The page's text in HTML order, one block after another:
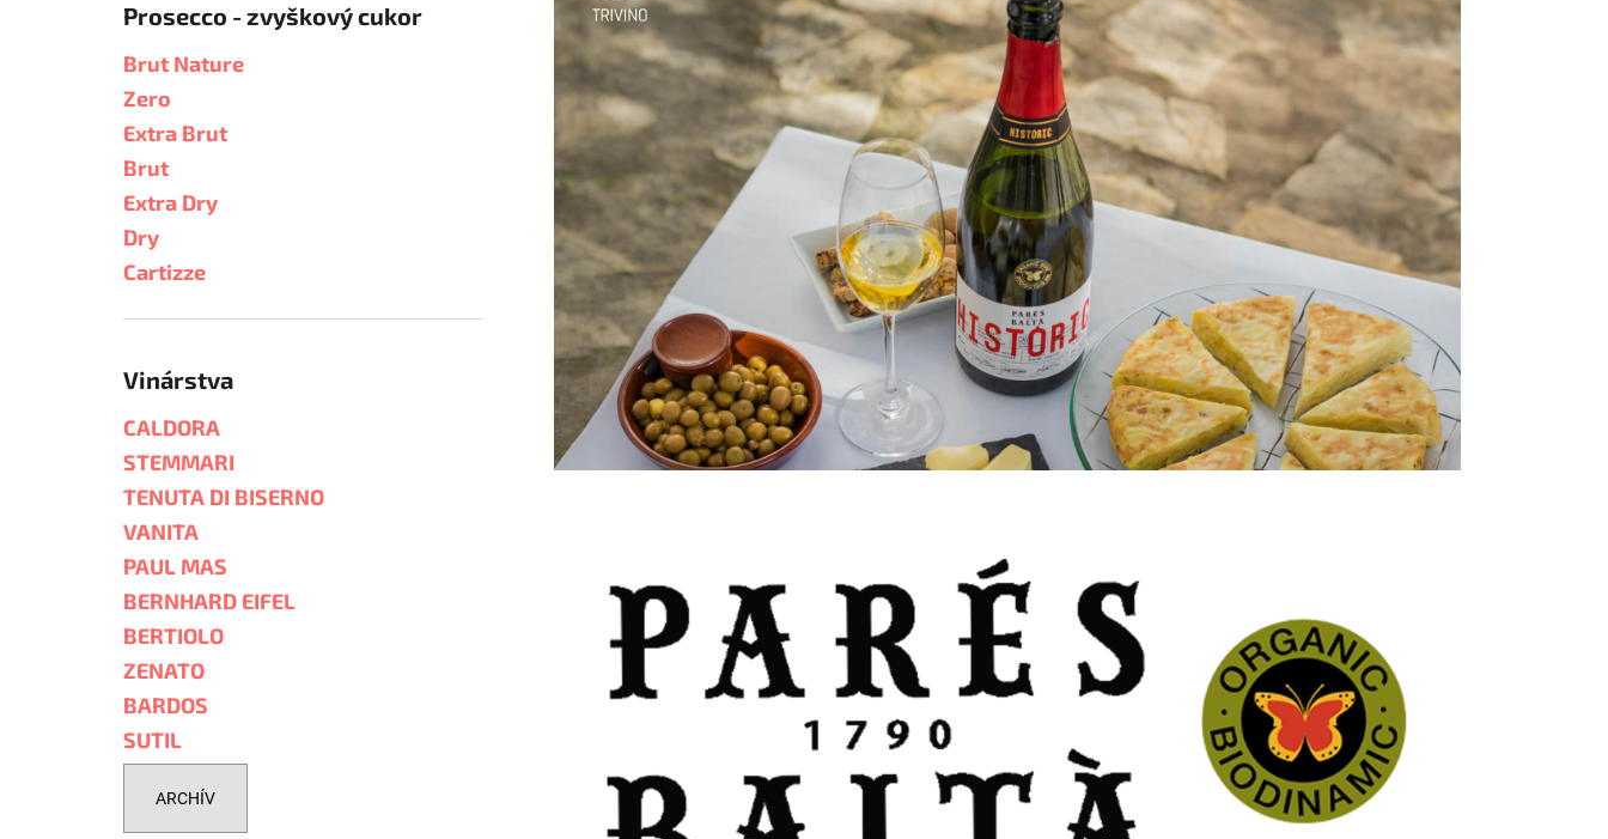
Prosecco - zvyškový cukor
Brut Nature
Zero
Extra Brut
Brut
Extra Dry
Dry
Cartizze
Vinárstva
CALDORA
STEMMARI
TENUTA DI BISERNO
VANITA
PAUL MAS
BERNHARD EIFEL
BERTIOLO
ZENATO
BARDOS
SUTIL
ARCHÍV